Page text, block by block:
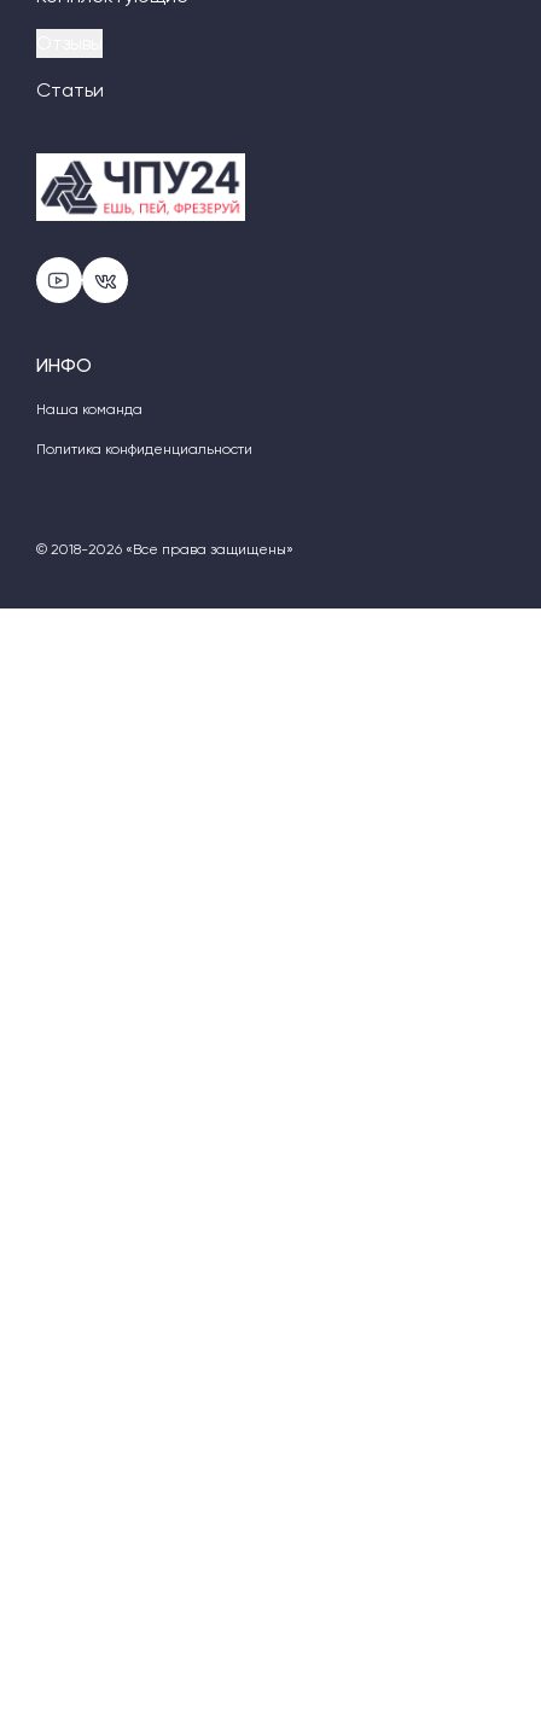
Статьи
ИНФО
Наша команда
Политика конфиденциальности
© 2018-2026 «Все права защищены»